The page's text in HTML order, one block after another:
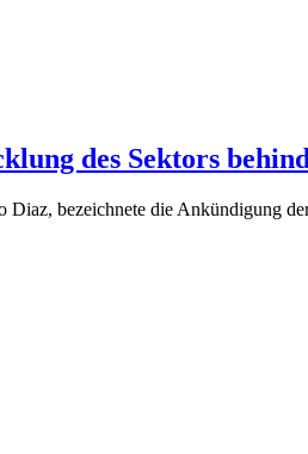
des Sektors
bezeichnete die Ankündigung